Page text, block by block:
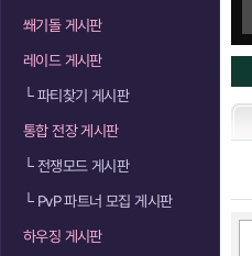
쐐기돌 게시판
레이드 게시판
└파티찾기 게시판
통합 전장 게시판
└전쟁모드 게시판
└PvP 파트너 모집 게시판
하우징 게시판